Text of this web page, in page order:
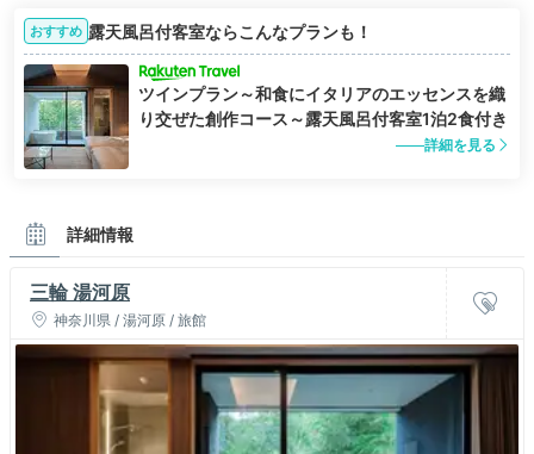
おすすめ 露天風呂付客室ならこんなプランも！
ツインプラン～和食にイタリアのエッセンスを織
り交ぜた創作コース～露天風呂付客室1泊2食付き
詳細を見る
詳細情報
三輪 湯河原
神奈川県 / 湯河原 / 旅館